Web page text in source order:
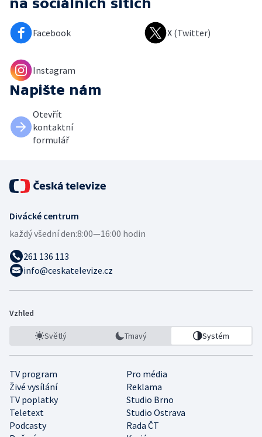
na sociálních sítích
Facebook X (Twitter)
Instagram
Napište nám
Otevřít
kontaktní
formulář
Divácké centrum
každý všední den:8:00—16:00 hodin
261 136 113
info@ceskatelevize.cz
Vzhled
Světlý Tmavý Systém
TV program
Pro média
Živé vysílání
Reklama
TV poplatky
Studio Brno
Teletext
Studio Ostrava
Podcasty
Rada ČT